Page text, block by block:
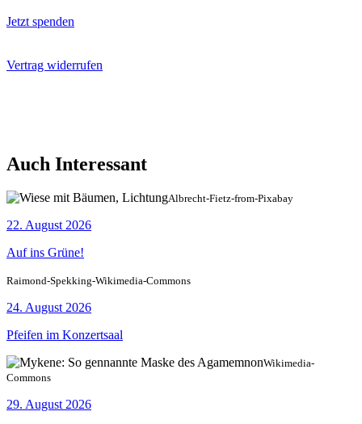
Jetzt spenden
Vertrag widerrufen
Auch Interessant
Albrecht-Fietz-from-Pixabay
22. August 2026
Auf ins Grüne!
Raimond-Spekking-Wikimedia-Commons
24. August 2026
Pfeifen im Konzertsaal
Wikimedia-
Commons
29. August 2026